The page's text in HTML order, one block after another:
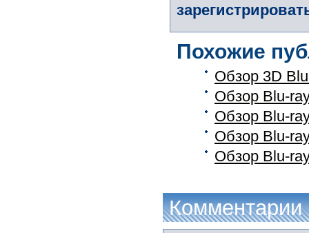
Похожие
Обзор 3D
Обзор Blu-
Обзор Blu-
Обзор Blu-
Обзор Blu-
Комментарии